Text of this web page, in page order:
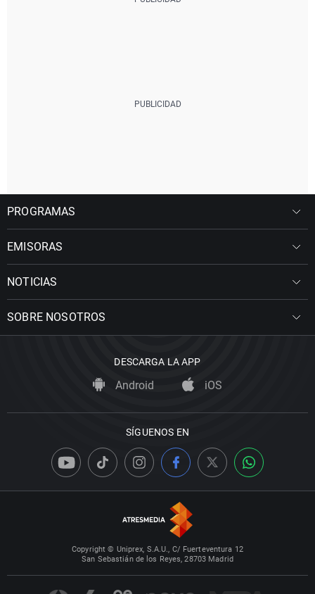
PROGRAMAS
EMISORAS
NOTICIAS
SOBRE NOSOTROS
DESCARGA LA APP
Android iOS
SÍGUENOS EN
Copyright © Uniprex, S.A.U., C/ Fuerteventura 12
San Sebastián de los Reyes, 28703 Madrid